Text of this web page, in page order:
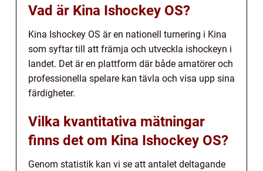
Vad är Kina Ishockey OS?
Kina Ishockey OS är en nationell turnering i Kina
som syftar till att främja och utveckla ishockeyn i
landet. Det är en plattform där både amatörer och
professionella spelare kan tävla och visa upp sina
färdigheter.
Vilka kvantitativa mätningar
finns det om Kina Ishockey OS?
Genom statistik kan vi se att antalet deltagande